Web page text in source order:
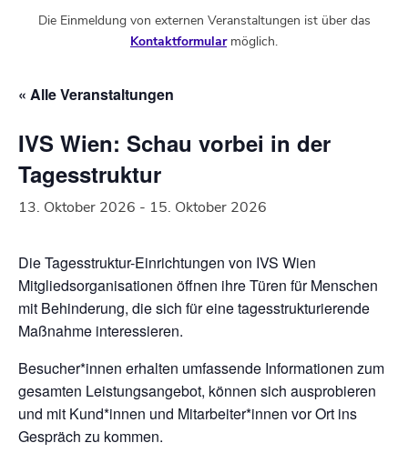
Die Einmeldung von externen Veranstaltungen ist über das
Kontaktformularmöglich.
« Alle Veranstaltungen
IVS Wien: Schau vorbei in der
Tagesstruktur
13. Oktober 2026 - 15. Oktober 2026
Die Tagesstruktur-Einrichtungen von IVS Wien
Mitgliedsorganisationen öffnen ihre Türen für Menschen
mit Behinderung, die sich für eine tagesstrukturierende
Maßnahme interessieren.
Besucher*innen erhalten umfassende Informationen zum
gesamten Leistungsangebot, können sich ausprobieren
und mit Kund*innen und Mitarbeiter*innen vor Ort ins
Gespräch zu kommen.